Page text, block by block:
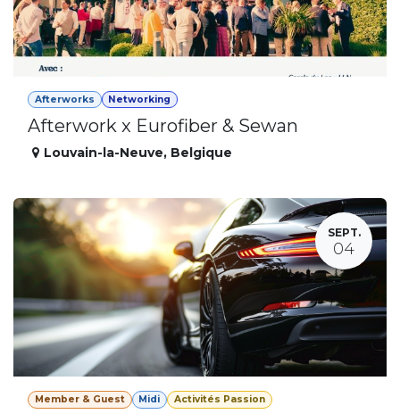
Afterworks Networking
Afterwork x Eurofiber & Sewan
Louvain-la-Neuve, Belgique
SEPT.
04
Member & Guest Midi Activités Passion